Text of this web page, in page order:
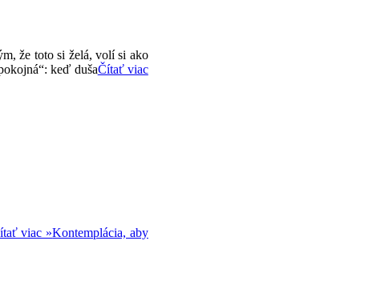
že toto si želá, volí si ako
keď dušaČítať viac
viac »Kontemplácia, aby